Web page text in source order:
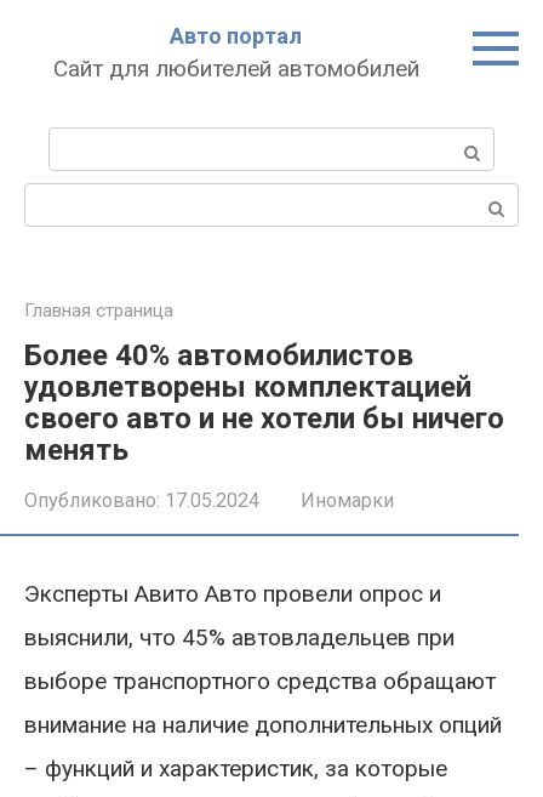
Авто портал
Сайт для любителей автомобилей
Главная страница
Более 40% автомобилистов
удовлетворены комплектацией
своего авто и не хотели бы ничего
менять
Опубликовано: 17.05.2024 Иномарки
Эксперты Авито Авто провели опрос и
выяснили, что 45% автовладельцев при
выборе транспортного средства обращают
внимание на наличие дополнительных опций
– функций и характеристик, за которые